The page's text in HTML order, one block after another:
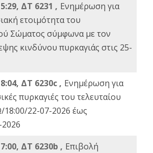
ΔΤ 6231 , Ενημέρωση για
ετοιμότητα του
Σώματος σύμφωνα με τον
κινδύνου πυρκαγιάς στις 25-
ΔΤ 6230c , Ενημέρωση για
πυρκαγιές του τελευταίου
22-07-2026 έως
ΔΤ 6230b , Επιβολή